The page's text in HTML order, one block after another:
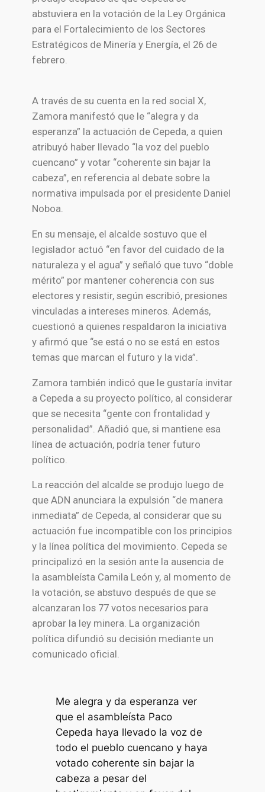
abstuviera en la votación de la Ley Orgánica
para el Fortalecimiento de los Sectores
Estratégicos de Minería y Energía, el 26 de
febrero.
A través de su cuenta en la red social X,
Zamora manifestó que le “alegra y da
esperanza” la actuación de Cepeda, a quien
atribuyó haber llevado “la voz del pueblo
cuencano” y votar “coherente sin bajar la
cabeza”, en referencia al debate sobre la
normativa impulsada por el presidente Daniel
Noboa.
En su mensaje, el alcalde sostuvo que el
legislador actuó “en favor del cuidado de la
naturaleza y el agua” y señaló que tuvo “doble
mérito” por mantener coherencia con sus
electores y resistir, según escribió, presiones
vinculadas a intereses mineros. Además,
cuestionó a quienes respaldaron la iniciativa
y afirmó que “se está o no se está en estos
temas que marcan el futuro y la vida”.
Zamora también indicó que le gustaría invitar
a Cepeda a su proyecto político, al considerar
que se necesita “gente con frontalidad y
personalidad”. Añadió que, si mantiene esa
línea de actuación, podría tener futuro
político.
La reacción del alcalde se produjo luego de
que ADN anunciara la expulsión “de manera
inmediata” de Cepeda, al considerar que su
actuación fue incompatible con los principios
y la línea política del movimiento. Cepeda se
principalizó en la sesión ante la ausencia de
la asambleísta Camila León y, al momento de
la votación, se abstuvo después de que se
alcanzaran los 77 votos necesarios para
aprobar la ley minera. La organización
política difundió su decisión mediante un
comunicado oficial.
Me alegra y da esperanza ver
que el asambleísta Paco
Cepeda haya llevado la voz de
todo el pueblo cuencano y haya
votado coherente sin bajar la
cabeza a pesar del